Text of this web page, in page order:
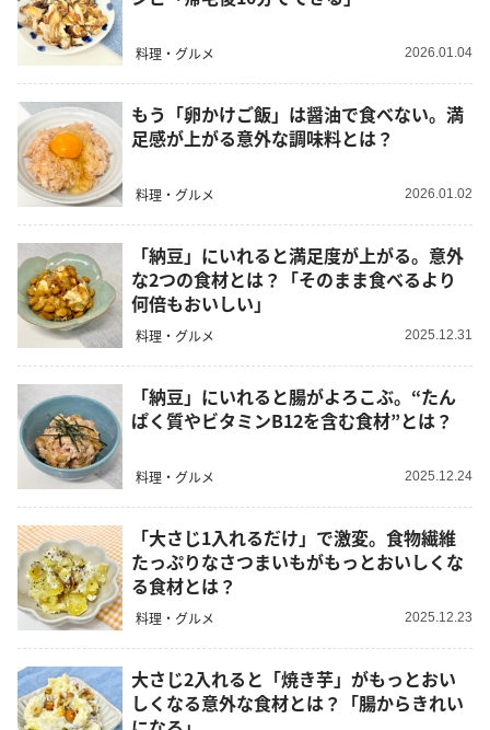
料理・グルメ 2026.01.04
もう「卵かけご飯」は醤油で食べない。満
足感が上がる意外な調味料とは？
料理・グルメ 2026.01.02
「納豆」にいれると満足度が上がる。意外
な2つの食材とは？「そのまま食べるより
何倍もおいしい」
料理・グルメ 2025.12.31
「納豆」にいれると腸がよろこぶ。“たん
ぱく質やビタミンB12を含む食材”とは？
料理・グルメ 2025.12.24
「大さじ1入れるだけ」で激変。食物繊維
たっぷりなさつまいもがもっとおいしくな
る食材とは？
料理・グルメ 2025.12.23
大さじ2入れると「焼き芋」がもっとおい
しくなる意外な食材とは？「腸からきれい